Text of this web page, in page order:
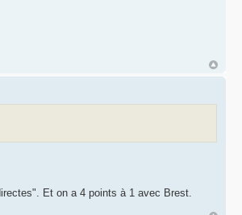
Et on a 4 points à 1 avec Brest.